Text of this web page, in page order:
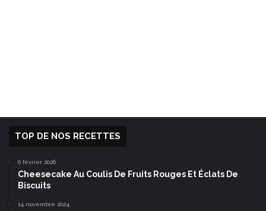
TOP DE NOS RECETTES
6 février 2026
Cheesecake Au Coulis De Fruits Rouges Et Éclats De
Biscuits
14 novembre 2024